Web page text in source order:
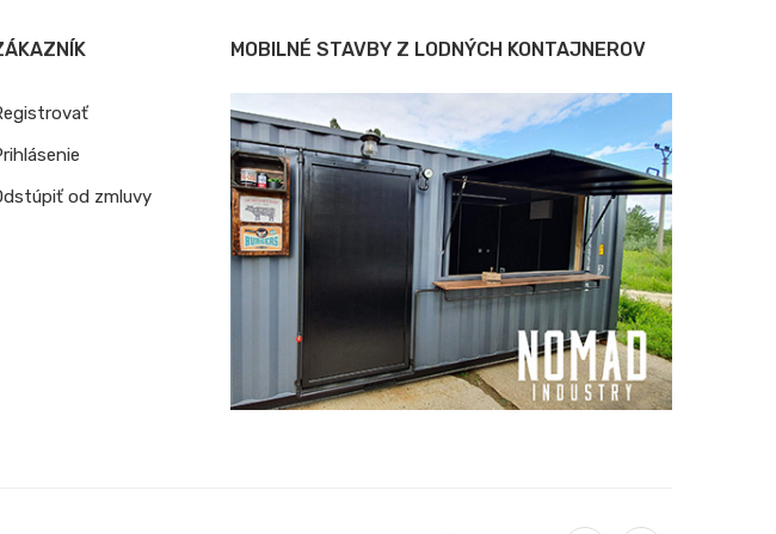
od zmluvy
MOBILNÉ STAVBY Z LODNÝCH KONTAJNEROV